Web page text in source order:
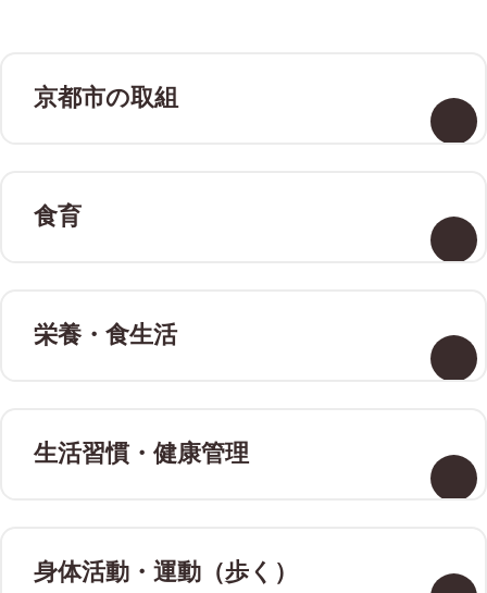
京都市の取組
食育
栄養・食生活
生活習慣・ 健康管理
身体活動・ 運動（歩く）